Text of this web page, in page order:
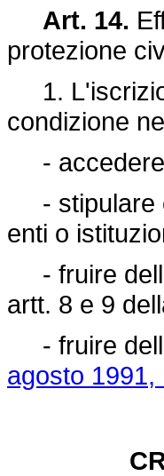
Art. 14.
protezione
1.
condizione
- accedere
- stipulare
enti o
- fruire
artt. 8 e 9
- fruire
agosto 1991,